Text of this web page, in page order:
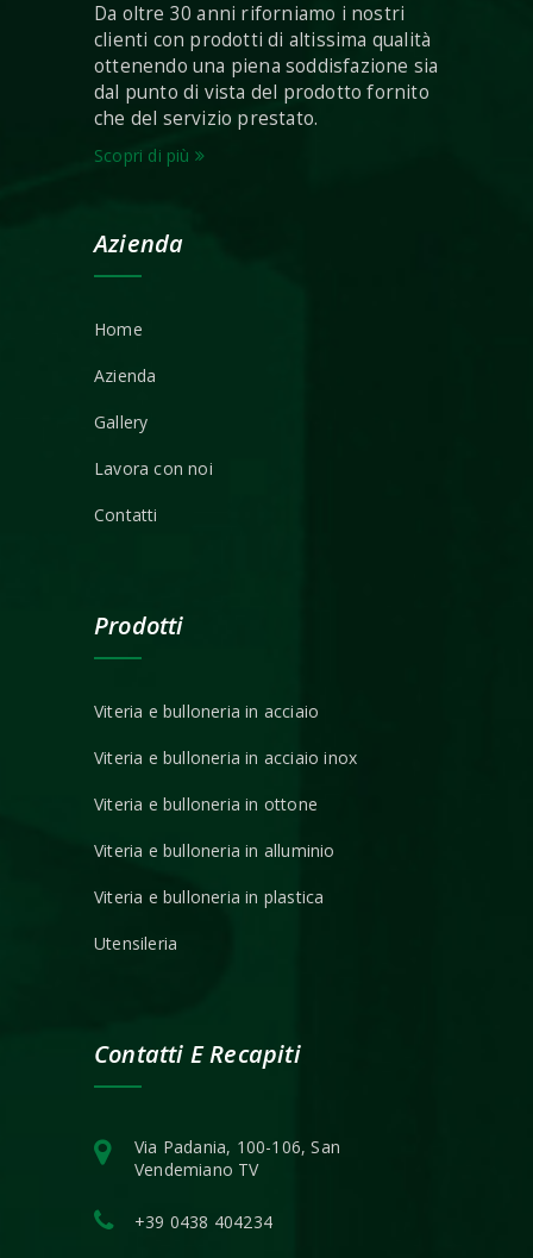
Da oltre 30 anni riforniamo i nostri
clienti con prodotti di altissima qualità
ottenendo una piena soddisfazione sia
dal punto di vista del prodotto fornito
che del servizio prestato.
Scopri di più
Azienda
Home
Azienda
Gallery
Lavora con noi
Contatti
Prodotti
Viteria e bulloneria in acciaio
Viteria e bulloneria in acciaio inox
Viteria e bulloneria in ottone
Viteria e bulloneria in alluminio
Viteria e bulloneria in plastica
Utensileria
Contatti E Recapiti
Via Padania, 100-106, San
Vendemiano TV
+39 0438 404234